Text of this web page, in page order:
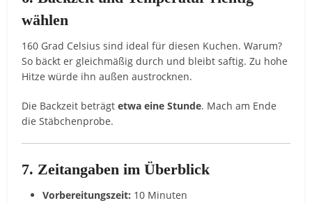
wählen
160 Grad Celsius sind ideal für diesen Kuchen. Warum?
So bäckt er gleichmäßig durch und bleibt saftig. Zu hohe
Hitze würde ihn außen austrocknen.
Die Backzeit beträgtetwa eine Stunde. Mach am Ende
die Stäbchenprobe.
7. Zeitangaben im Überblick
Vorbereitungszeit: 10 Minuten